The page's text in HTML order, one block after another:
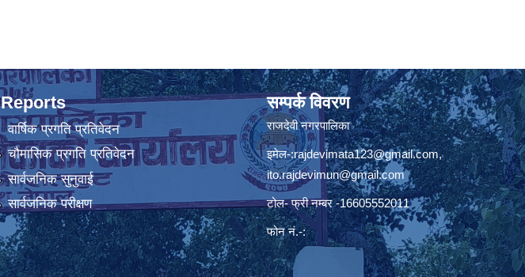
Reports
वार्षिक प्रगति प्रतिवेदन
चौमासिक प्रगति प्रतिवेदन
सार्वजनिक सुनुवाई
सार्वजनिक परीक्षण
सम्पर्क विवरण
राजदेवी नगरपालिका
इमेल-:rajdevimata123@gmail.com,
ito.rajdevimun@gmail.com
टोल- फ्री नम्बर -16605552011
फोन नं.-: